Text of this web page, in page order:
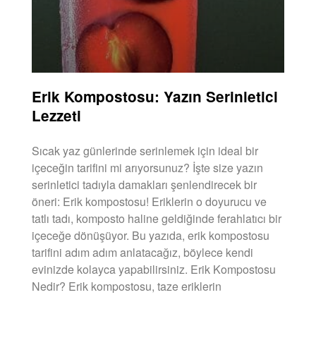
Erik Kompostosu: Yazın Serinletici
Lezzeti
Sıcak yaz günlerinde serinlemek için ideal bir
içeceğin tarifini mi arıyorsunuz? İşte size yazın
serinletici tadıyla damakları şenlendirecek bir
öneri: Erik kompostosu! Eriklerin o doyurucu ve
tatlı tadı, komposto haline geldiğinde ferahlatıcı bir
içeceğe dönüşüyor. Bu yazıda, erik kompostosu
tarifini adım adım anlatacağız, böylece kendi
evinizde kolayca yapabilirsiniz. Erik Kompostosu
Nedir? Erik kompostosu, taze eriklerin